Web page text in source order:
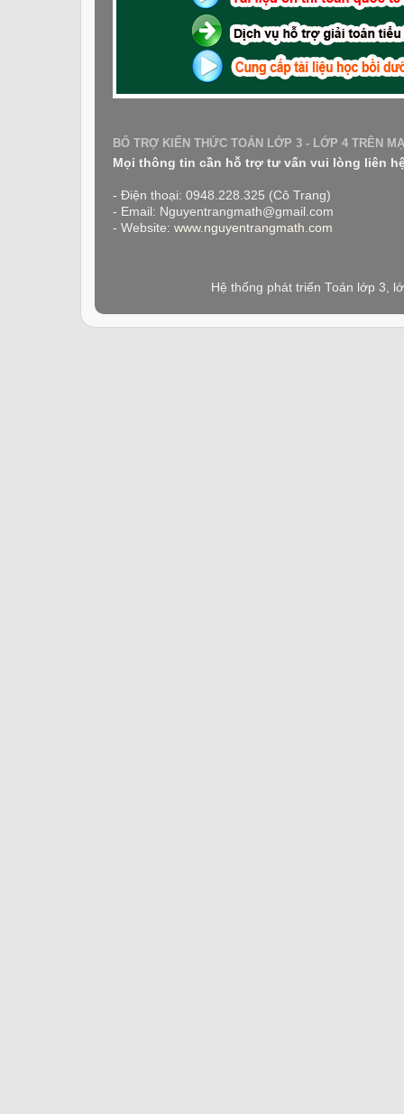
BỔ TRỢ KIẾN THỨC TOÁN LỚP 3 - LỚP 4 TRÊN
Mọi thông tin cần hỗ trợ tư vấn vui lòng liên
- Điện thoại: 0948.228.325 (Cô Trang)
- Email: Nguyentrangmath@gmail.com
- Website: www.nguyentrangmath.com
Hệ thống phát triển Toán lớp 3,